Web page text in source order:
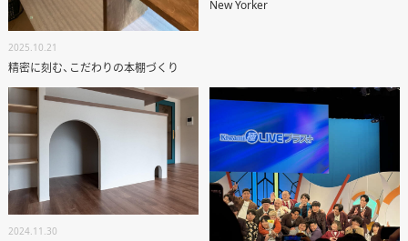
2025.10.21
精密に刻む、こだわりの本棚づくり
New Yorker
2024.11.30